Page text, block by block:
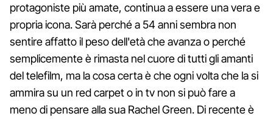
protagoniste più amate, continua a essere una vera e
propria icona. Sarà perché a 54 anni sembra non
sentire affatto il peso dell'età che avanza o perché
semplicemente è rimasta nel cuore di tutti gli amanti
del telefilm, ma la cosa certa è che ogni volta che la si
ammira su un red carpet o in tv non si può fare a
meno di pensare alla sua Rachel Green. Di recente è